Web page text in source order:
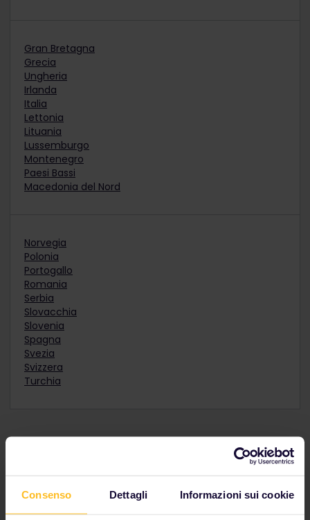
Consenso Dettagli Informazioni sui cookie
Gran Bretagna
Grecia
Ungheria
Irlanda
Italia
Lettonia
Lituania
Lussemburgo
Montenegro
Paesi Bassi
Macedonia del Nord
Norvegia
Polonia
Portogallo
Romania
Serbia
Slovacchia
Slovenia
Spagna
Svezia
Svizzera
Turchia